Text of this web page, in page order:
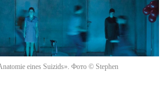
eines Suizids». Фото © Stephen